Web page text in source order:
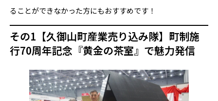
ることができなかった方にもおすすめです！
その1【久御山町産業売り込み隊】町制施
行70周年記念『黄金の茶室』で魅力発信